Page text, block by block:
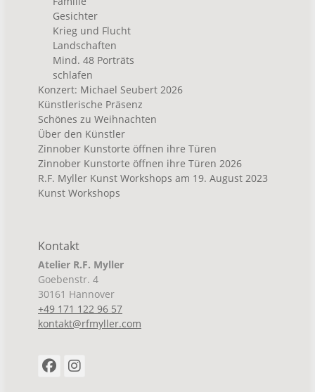
Gesichter
Krieg und Flucht
Landschaften
Mind. 48 Porträts
schlafen
Konzert: Michael Seubert 2026
Künstlerische Präsenz
Schönes zu Weihnachten
Über den Künstler
Zinnober Kunstorte öffnen ihre Türen
Zinnober Kunstorte öffnen ihre Türen 2026
R.F. Myller Kunst Workshops am 19. August 2023
Kunst Workshops
Kontakt
Atelier R.F. Myller
Goebenstr. 4
30161 Hannover
+49 171 122 96 57
kontakt@rfmyller.com
Facebook
Instagram